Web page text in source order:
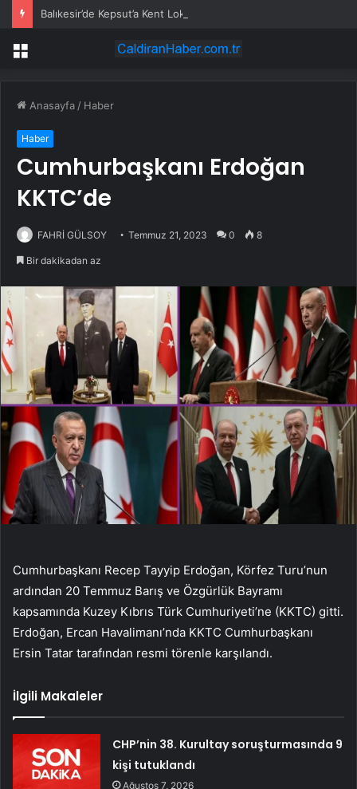
Balıkesir’de Kepsut’a Kent Lokantası ve altyapı desteği
Menü
Anasayfa / Haber
Haber
Cumhurbaşkanı Erdoğan
KKTC’de
FAHRİ GÜLSOY Temmuz 21, 2023 0 8
Bir dakikadan az
Cumhurbaşkanı Recep Tayyip Erdoğan, Körfez Turu’nun
ardından 20 Temmuz Barış ve Özgürlük Bayramı
kapsamında Kuzey Kıbrıs Türk Cumhuriyeti’ne (KKTC) gitti.
Erdoğan, Ercan Havalimanı’nda KKTC Cumhurbaşkanı
Ersin Tatar tarafından resmi törenle karşılandı.
İlgili Makaleler
CHP’nin 38. Kurultay soruşturmasında 9
kişi tutuklandı
Ağustos 7, 2026